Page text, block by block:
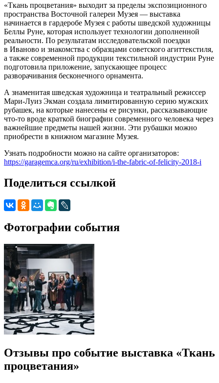
«Ткань процветания» выходит за пределы экспозиционного
пространства Восточной галереи Музея — выставка
начинается в гардеробе Музея с работы шведской художницы
Беллы Руне, которая использует технологии дополненной
реальности. По результатам исследовательской поездки
в Иваново и знакомства с образцами советского агиттекстиля,
а также современной продукции текстильной индустрии Руне
подготовила приложение, запускающее процесс
разворачивания бесконечного орнамента.
А знаменитая шведская художница и театральный режиссер
Мари-Луиз Экман создала лимитированную серию мужских
рубашек, на которые нанесены ее рисунки, рассказывающие
что-то вроде краткой биографии современного человека через
важнейшие предметы нашей жизни. Эти рубашки можно
приобрести в книжном магазине Музея.
Узнать подробности можно на сайте организаторов:
https://garagemca.org/ru/exhibition/i-the-fabric-of-felicity-2018-i
Поделиться ссылкой
Фотографии события
Отзывы про событие выставка «Ткань
процветания»